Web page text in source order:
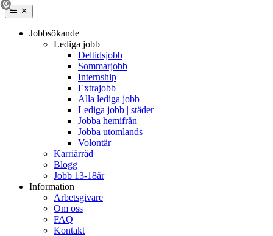
Jobbsökande
Lediga jobb
Deltidsjobb
Sommarjobb
Internship
Extrajobb
Alla lediga jobb
Lediga jobb | städer
Jobba hemifrån
Jobba utomlands
Volontär
Karriärråd
Blogg
Jobb 13-18år
Information
Arbetsgivare
Om oss
FAQ
Kontakt